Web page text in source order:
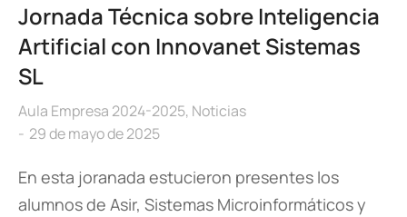
Jornada Técnica sobre Inteligencia
Artificial con Innovanet Sistemas
SL
Aula Empresa 2024-2025, Noticias
29 de mayo de 2025
En esta joranada estucieron presentes los
alumnos de Asir, Sistemas Microinformáticos y